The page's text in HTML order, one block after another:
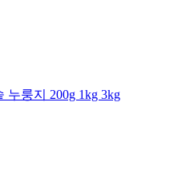
누룽지 200g 1kg 3kg